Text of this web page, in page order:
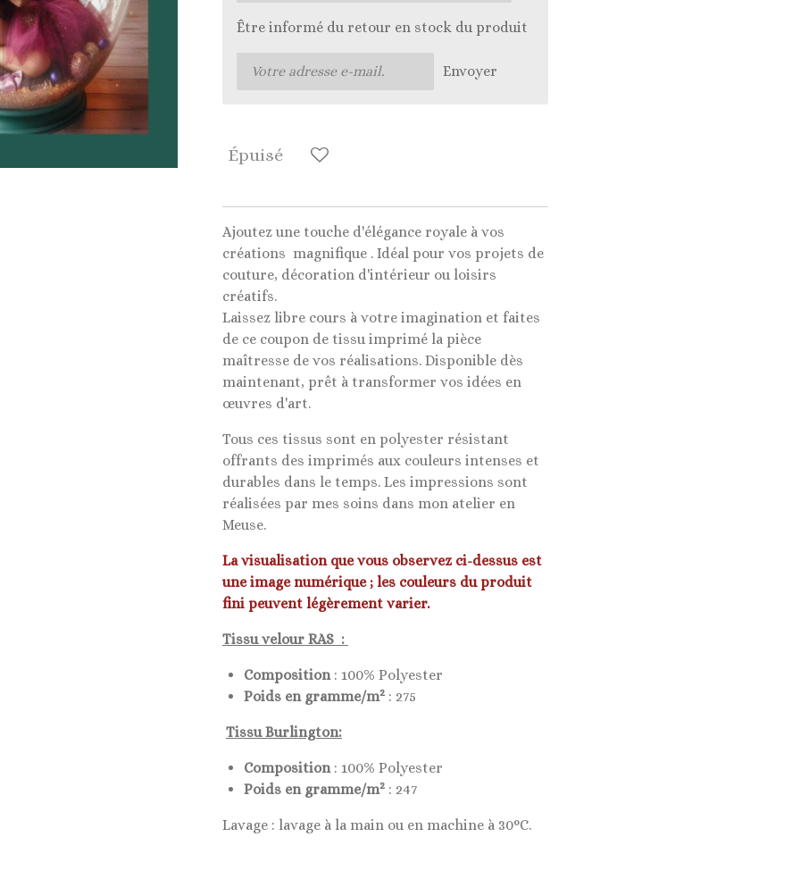
Être informé du retour en stock du produit
Envoyer
Épuisé
Ajoutez une touche d'élégance royale à vos
créations magnifique . Idéal pour vos projets de
couture, décoration d'intérieur ou loisirs
créatifs.
Laissez libre cours à votre imagination et faites
de ce coupon de tissu imprimé la pièce
maîtresse de vos réalisations. Disponible dès
maintenant, prêt à transformer vos idées en
œuvres d'art.
Tous ces tissus sont en polyester résistant
offrants des imprimés aux couleurs intenses et
durables dans le temps. Les impressions sont
réalisées par mes soins dans mon atelier en
Meuse.
La visualisation que vous observez ci-dessus est
une image numérique ; les couleurs du produit
fini peuvent légèrement varier.
Tissu velour RAS :
Composition: 100% Polyester
Poids en gramme/m2 : 275
Tissu Burlington:
Composition: 100% Polyester
Poids en gramme/m2 : 247
Lavage : lavage à la main ou en machine à 30°C.